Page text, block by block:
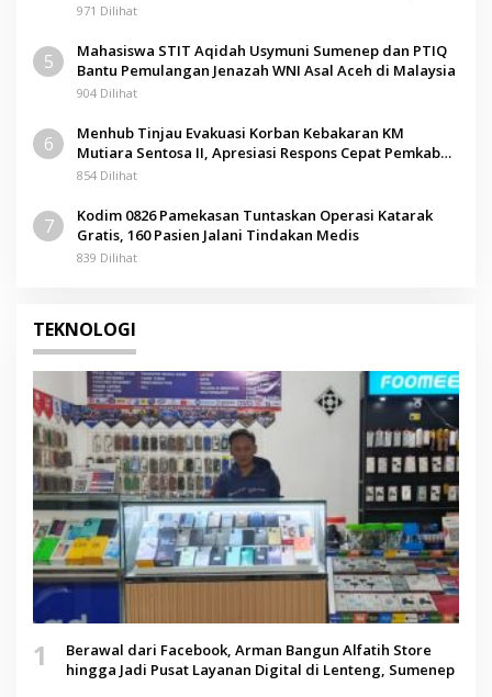
971 Dilihat
5
Mahasiswa STIT Aqidah Usymuni Sumenep dan PTIQ
Bantu Pemulangan Jenazah WNI Asal Aceh di Malaysia
904 Dilihat
6
Menhub Tinjau Evakuasi Korban Kebakaran KM
Mutiara Sentosa II, Apresiasi Respons Cepat Pemkab
Sumenep
854 Dilihat
7
Kodim 0826 Pamekasan Tuntaskan Operasi Katarak
Gratis, 160 Pasien Jalani Tindakan Medis
839 Dilihat
TEKNOLOGI
1
Berawal dari Facebook, Arman Bangun Alfatih Store
hingga Jadi Pusat Layanan Digital di Lenteng, Sumenep